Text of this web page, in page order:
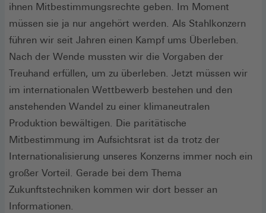
ihnen Mitbestimmungsrechte geben. Im Moment
müssen sie ja nur angehört werden. Als Stahlkonzern
führen wir seit Jahren einen Kampf ums Überleben.
Nach der Wende mussten wir die Vorgaben der
Treuhand erfüllen, um zu überleben. Jetzt müssen wir
im internationalen Wettbewerb bestehen und den
anstehenden Wandel zu einer klimaneutralen
Produktion bewältigen. Die paritätische
Mitbestimmung im Aufsichtsrat ist da trotz der
Internationalisierung unseres Konzerns immer noch ein
großer Vorteil. Gerade bei dem Thema
Zukunftstechniken kommen wir dort besser an
Informationen.